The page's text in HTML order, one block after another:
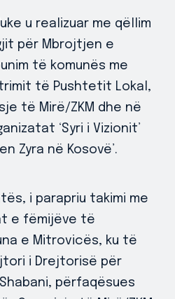
u realizuar me qëllim
për Mbrojtjen e
të komunës me
të Pushtetit Lokal,
të Mirë/ZKM dhe në
‘Syri i Vizionit’
Zyra në Kosovë’.
i parapriu takimi me
e fëmijëve të
e Mitrovicës, ku të
i Drejtorisë për
përfaqësues